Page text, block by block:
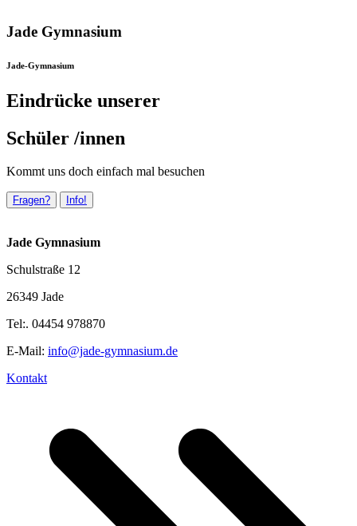
Jade Gymnasium
Jade-Gymnasium
Eindrücke unserer
Schüler /innen
Kommt uns doch einfach mal besuchen
Fragen? Info!
Jade Gymnasium
Schulstraße 12
26349 Jade
Tel:. 04454 978870
E-Mail: info@jade-gymnasium.de
Kontakt